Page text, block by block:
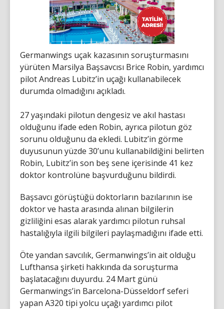
Germanwings uçak kazasının soruşturmasını
yürüten Marsilya Başsavcısı Brice Robin, yardımcı
pilot Andreas Lubitz’in uçağı kullanabilecek
durumda olmadığını açıkladı.
27 yaşındaki pilotun dengesiz ve akıl hastası
olduğunu ifade eden Robin, ayrıca pilotun göz
sorunu olduğunu da ekledi. Lubitz’in görme
duyusunun yüzde 30’unu kullanabildiğini belirten
Robin, Lubitz’in son beş sene içerisinde 41 kez
doktor kontrolüne başvurduğunu bildirdi.
Başsavcı görüştüğü doktorların bazılarının ise
doktor ve hasta arasında alınan bilgilerin
gizliliğini esas alarak yardımcı pilotun ruhsal
hastalığıyla ilgili bilgileri paylaşmadığını ifade etti.
Öte yandan savcılık, Germanwings’in ait olduğu
Lufthansa şirketi hakkında da soruşturma
başlatacağını duyurdu. 24 Mart günü
Germanwings’in Barcelona-Düsseldorf seferi
yapan A320 tipi yolcu uçağı yardımcı pilot